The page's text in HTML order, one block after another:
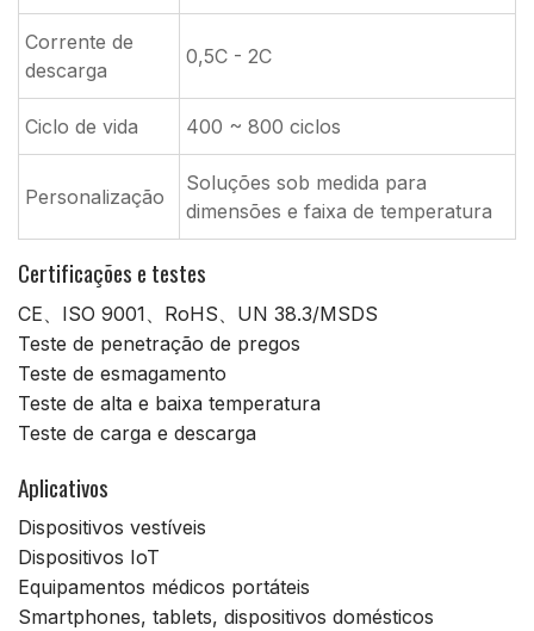
Corrente de
descarga
0,5C - 2C
Ciclo de vida 400 ~ 800 ciclos
Personalização
Soluções sob medida para
dimensões e faixa de temperatura
Certificações e testes
CE、ISO 9001、RoHS、UN 38.3/MSDS
Teste de penetração de pregos
Teste de esmagamento
Teste de alta e baixa temperatura
Teste de carga e descarga
Aplicativos
Dispositivos vestíveis
Dispositivos IoT
Equipamentos médicos portáteis
Smartphones, tablets, dispositivos domésticos